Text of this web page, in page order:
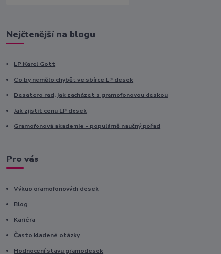
Nejčtenější na blogu
LP Karel Gott
Co by nemělo chybět ve sbírce LP desek
Desatero rad, jak zacházet s gramofonovou deskou
Jak zjistit cenu LP desek
Gramofonová akademie - populárně naučný pořad
Pro vás
Výkup gramofonových desek
Blog
Kariéra
Často kladené otázky
Hodnocení stavu gramodesek